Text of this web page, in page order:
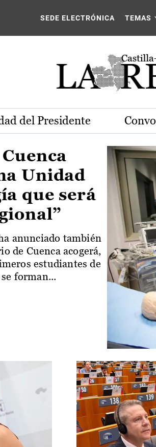
Castilla-La
SEDE ELECTRÓNICA TEMAS
del Presidente
Unidad
que será
anunciado también
de Cuenca acogerá,
estudiantes de
forman...